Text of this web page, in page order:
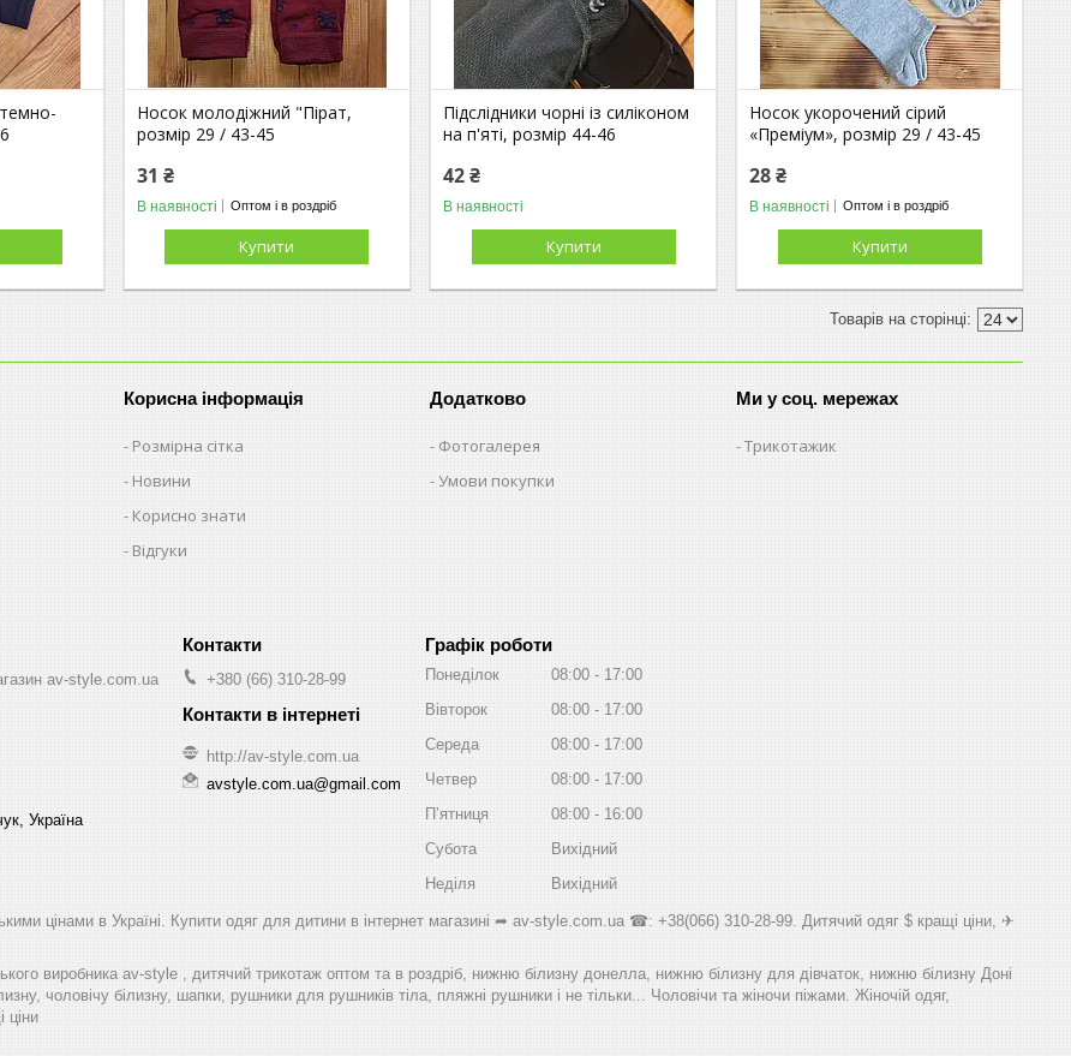
Носок молодіжний "Пірат,
розмір 29 / 43-45
31 ₴
В наявності Оптом і в роздріб
Купити
Підслідники чорні із силіконом
на п'яті, розмір 44-46
42 ₴
В наявності
Купити
Носок укорочений сірий
«Преміум», розмір 29 / 43-45
28 ₴
В наявності Оптом і в роздріб
Купити
Корисна інформація
Розмірна сітка
Новини
Корисно знати
Відгуки
Додатково
Фотогалерея
Умови покупки
Ми у соц. мережах
Трикотажик
av-style.com.ua
Україна
+380 (66) 310-28-99
http://av-style.com.ua
avstyle.com.ua@gmail.com
Графік роботи
Понеділок 08:00
17:00
Вівторок
08:00
17:00
Середа
08:00
17:00
Четвер
08:00
17:00
Пʼятниця
08:00
16:00
Субота
Вихідний
Неділя
Вихідний
цінами в Україні. Купити одяг для дитини в інтернет магазині ➦ av-style.com.ua ☎: +38(066) 310-28-99. Дитячий одяг $ кращі ціни, ✈
виробника av-style , дитячий трикотаж оптом та в роздріб, нижню білизну донелла, нижню білизну для дівчаток, нижню білизну Доні
чоловічу білизну, шапки, рушники для рушників тіла, пляжні рушники і не тільки... Чоловічи та жіночи піжами. Жіночій одяг,
ціни